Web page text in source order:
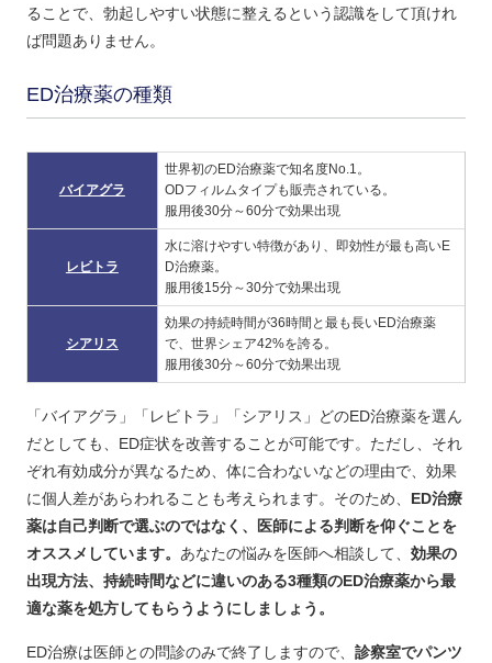
ることで、勃起しやすい状態に整えるという認識をして頂けれ
ば問題ありません。
ED治療薬の種類
バイアグラ
世界初のED治療薬で知名度No.1。
ODフィルムタイプも販売されている。
服用後30分～60分で効果出現
レビトラ
水に溶けやすい特徴があり、即効性が最も高いE
D治療薬。
服用後15分～30分で効果出現
シアリス
効果の持続時間が36時間と最も長いED治療薬
で、世界シェア42%を誇る。
服用後30分～60分で効果出現
「バイアグラ」「レビトラ」「シアリス」どのED治療薬を選ん
だとしても、ED症状を改善することが可能です。ただし、それ
ぞれ有効成分が異なるため、体に合わないなどの理由で、効果
に個人差があらわれることも考えられます。そのため、 ED治療
薬は自己判断で選ぶのではなく、医師による判断を仰ぐことを
オススメしています。 あなたの悩みを医師へ相談して、 効果の
出現方法、持続時間などに違いのある3種類のED治療薬から最
適な薬を処方してもらうようにしましょう。
ED治療は医師との問診のみで終了しますので、 診察室でパンツ